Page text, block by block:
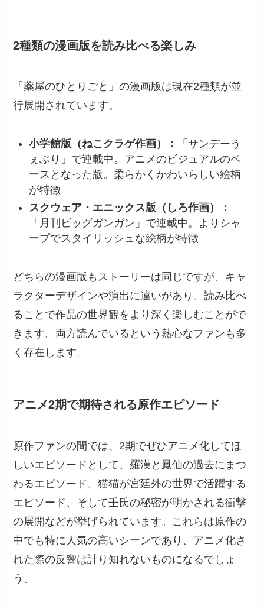
2種類の漫画版を読み比べる楽しみ
「薬屋のひとりごと」の漫画版は現在2種類が並
行展開されています。
小学館版（ねこクラゲ作画）：
「サンデーう
ぇぶり」で連載中。アニメのビジュアルのベ
ースとなった版。柔らかくかわいらしい絵柄
が特徴
スクウェア・エニックス版（しろ作画）：
「月刊ビッグガンガン」で連載中。よりシャ
ープでスタイリッシュな絵柄が特徴
どちらの漫画版もストーリーは同じですが、キャ
ラクターデザインや演出に違いがあり、読み比べ
ることで作品の世界観をより深く楽しむことがで
きます。両方読んでいるという熱心なファンも多
く存在します。
アニメ2期で期待される原作エピソード
原作ファンの間では、2期でぜひアニメ化してほ
しいエピソードとして、羅漢と鳳仙の過去にまつ
わるエピソード、猫猫が宮廷外の世界で活躍する
エピソード、そして壬氏の秘密が明かされる衝撃
の展開などが挙げられています。これらは原作の
中でも特に人気の高いシーンであり、アニメ化さ
れた際の反響は計り知れないものになるでしょ
う。